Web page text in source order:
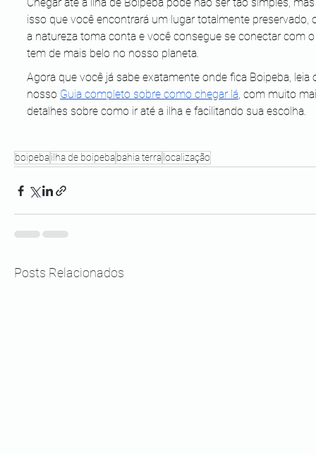
Chegar até a ilha de Boipeba pode não ser tão simples,
isso que você encontrará um lugar totalmente preservado,
a natureza toma conta e você consegue se conectar com
tem de mais belo no nosso planeta.
Agora que você já sabe exatamente onde fica Boipeba, leia
nosso Guia completo sobre como chegar lá, com muito
detalhes sobre como ir até a ilha e facilitando sua escolha.
boipebailha de boipebabahia terra localização
Posts Relacionados